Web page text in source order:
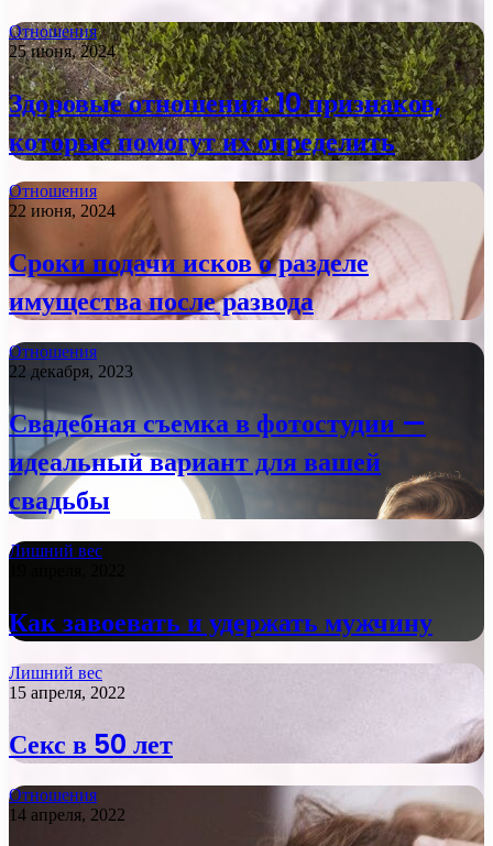
Отношения
25 июня, 2024
Здоровые отношения: 10 признаков,
которые помогут их определить
Отношения
22 июня, 2024
Сроки подачи исков о разделе
имущества после развода
Отношения
22 декабря, 2023
Свадебная съемка в фотостудии —
идеальный вариант для вашей
свадьбы
Лишний вес
Как завоевать и удержать мужчину
Лишний вес
15 апреля, 2022
Секс в 50 лет
Отношения
14 апреля, 2022